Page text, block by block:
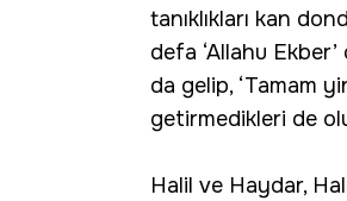
tanıklıkları kan
defa ‘Allahu
da gelip, ‘Tamam
getirmedikleri de
Halil ve Haydar,